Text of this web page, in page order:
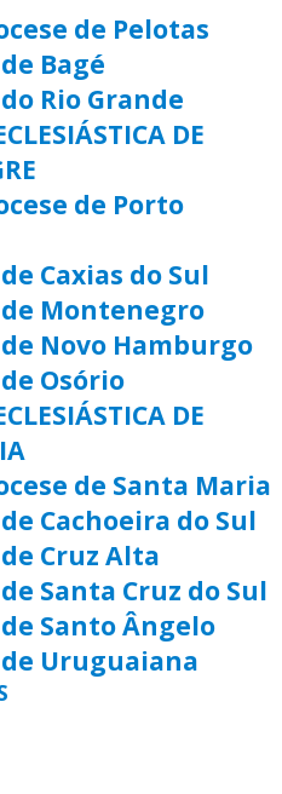
de Pelotas
Bagé
Rio Grande
DE
de Porto
Caxias do Sul
de Montenegro
Novo Hamburgo
Osório
DE
de Santa Maria
Cachoeira do Sul
Cruz Alta
Santa Cruz do Sul
Santo Ângelo
de Uruguaiana